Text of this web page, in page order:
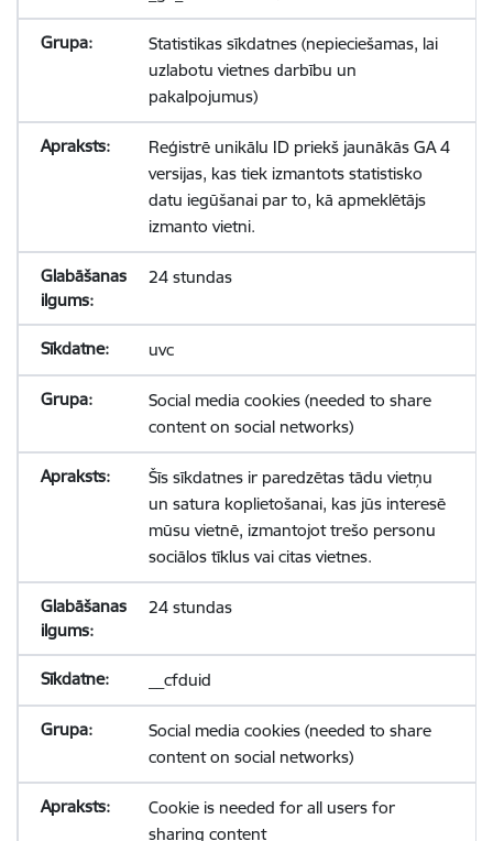
Statistikas sīkdatnes (nepieciešamas, lai
uzlabotu vietnes darbību un
pakalpojumus)
Reģistrē unikālu ID priekš jaunākās GA 4
versijas, kas tiek izmantots statistisko
datu iegūšanai par to, kā apmeklētājs
izmanto vietni.
24 stundas
uvc
Social media cookies (needed to share
content on social networks)
Šīs sīkdatnes ir paredzētas tādu vietņu
un satura koplietošanai, kas jūs interesē
mūsu vietnē, izmantojot trešo personu
sociālos tīklus vai citas vietnes.
24 stundas
__cfduid
Social media cookies (needed to share
content on social networks)
Cookie is needed for all users for
sharing content